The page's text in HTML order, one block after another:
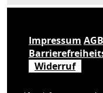
Impressum
Widerruf